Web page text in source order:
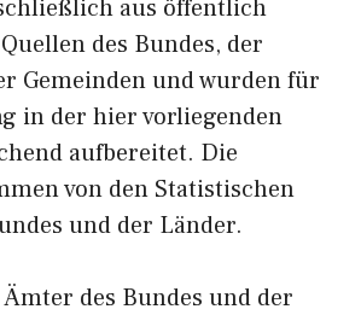
aus öffentlich
des Bundes, der
Gemeinden und wurden für
in der hier vorliegenden
aufbereitet. Die
von den Statistischen
und der Länder.
des Bundes und der